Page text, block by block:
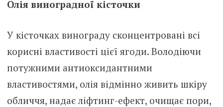
Олія виноградної кісточки
У кісточках винограду сконцентровані всі
корисні властивості цієї ягоди. Володіючи
потужними антиоксидантними
властивостями, олія відмінно живить шкіру
обличчя, надає ліфтинг-ефект, очищає пори,